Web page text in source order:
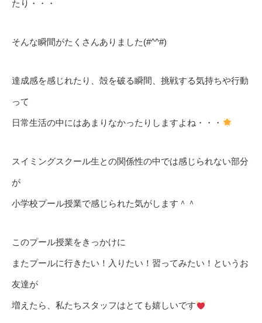
たり・・・
そんな瞬間がたくさんありました(#^^#)
達成感を感じれたり、殻を破る瞬間、挑戦する気持ちや行動
って
日常生活の中にはあまりなかったりしますよね・・・
スイミングスクール生との関係性の中では感じられない部分
が
小学校プール授業で感じられた気がします＾＾
このプール授業をきっかけに
またプールに行きたい！入りたい！習ってみたい！というお
友達が
増えたら、私たちスタッフはとても嬉しいです